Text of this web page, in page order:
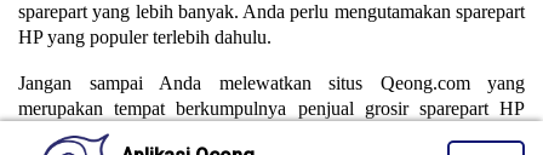
sparepart yang lebih banyak. Anda perlu mengutamakan sparepart
HP yang populer terlebih dahulu.
Jangan sampai Anda melewatkan situs Qeong.com yang
merupakan tempat berkumpulnya penjual grosir sparepart HP
dengan harga termurah. Semua agen atau distributor yang telah